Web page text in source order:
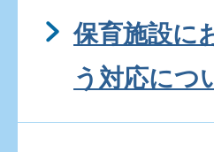
保育施設に
う対応につ